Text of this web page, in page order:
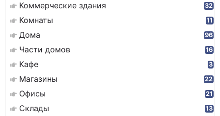
Коммерческие здания 32
Комнаты 11
Дома 96
Части домов 16
Кафе 3
Магазины 22
Офисы 21
Склады 13